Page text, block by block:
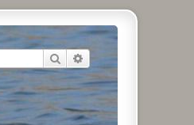
Suche Erweiterte Suche